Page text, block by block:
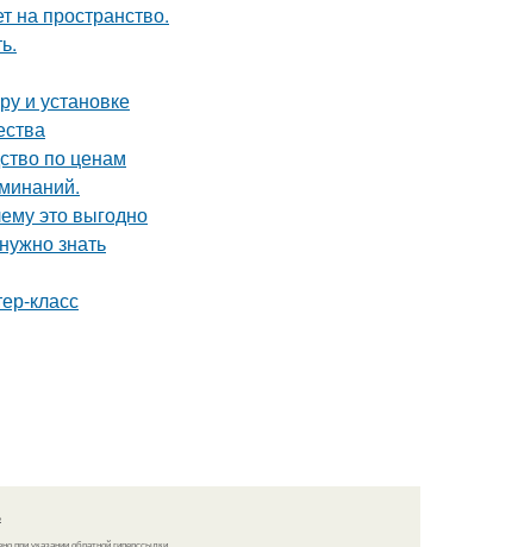
на пространство.
и установке
по ценам
это выгодно
знать
класс
при указании обратной гиперссылки.